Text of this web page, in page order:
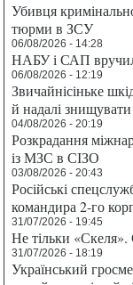
Убивця
тюрми в ЗСУ
06/08/2026 - 14:28
НАБУ і САП
06/08/2026 - 12:19
Звичайнісіньке
й надалі
04/08/2026 - 20:19
Розкрадання
із МЗС в СІЗО
03/08/2026 - 20:43
Російські
командира 2-го
31/07/2026 - 19:45
Не тільки
31/07/2026 - 18:19
Український